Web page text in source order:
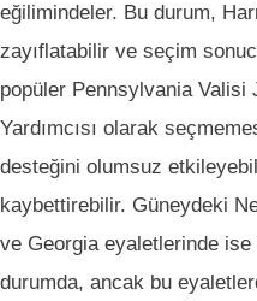
eğilimindeler. Bu durum,
zayıflatabilir ve seçim
popüler Pennsylvania Valisi
Yardımcısı olarak
desteğini olumsuz
kaybettirebilir. Güneydeki
ve Georgia eyaletlerinde ise
durumda, ancak bu